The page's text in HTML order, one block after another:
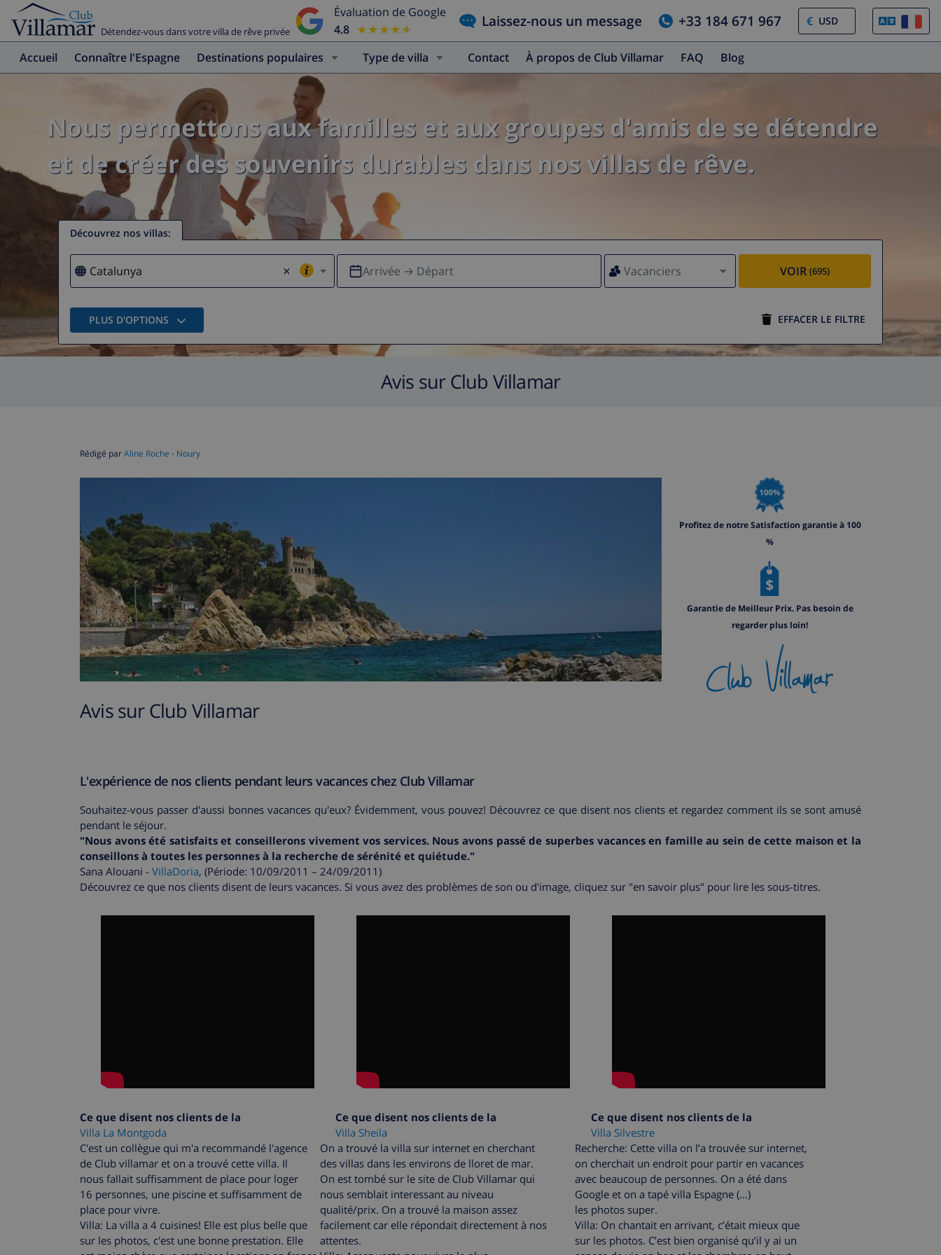
Détendez-vous dans votre villa de rêve privée
Évaluation de Google
4.8 ★★★★★
★★★★★ Laissez-nous un message +33 184 671 967 €
Accueil Connaître l'Espagne Destinations populaires Type de villa Contact À propos de Club Villamar FAQ Blog
Nous permettons aux familles et aux groupes d'amis de se détendre
et de créer des souvenirs durables dans nos villas de rêve.
Découvrez nos villas:
× Arrivée → Départ Vacanciers VOIR (695)
PLUS D'OPTIONS EFFACER LE FILTRE
Avis sur Club Villamar
Rédigé parAline Roche - Noury
Profitez de notre Satisfaction garantie à 100
%
Garantie de Meilleur Prix. Pas besoin de
regarder plus loin!
Avis sur Club Villamar
L'expérience de nos clients pendant leurs vacances chez Club Villamar
Souhaitez-vous passer d'aussi bonnes vacances qu'eux? Évidemment, vous pouvez! Découvrez ce que disent nos clients et regardez comment ils se sont amusé
pendant le séjour.
"Nous avons été satisfaits et conseillerons vivement vos services. Nous avons passé de superbes vacances en famille au sein de cette maison et la
conseillons à toutes les personnes à la recherche de sérénité et quiétude."
Sana Alouani - VillaDoria, (Période: 10/09/2011 – 24/09/2011)
Découvrez ce que nos clients disent de leurs vacances. Si vous avez des problèmes de son ou d'image, cliquez sur "en savoir plus" pour lire les sous-titres.
Ce que disent nos clients de la
Villa La Montgoda
Ce que disent nos clients de la
Villa Sheila
Ce que disent nos clients de la
Villa Silvestre
C'est un collègue qui m'a recommandé l'agence
de Club villamar et on a trouvé cette villa. Il
nous fallait suffisamment de place pour loger
16 personnes, une piscine et suffisamment de
place pour vivre.
Villa: La villa a 4 cuisines! Elle est plus belle que
sur les photos, c'est une bonne prestation. Elle
On a trouvé la villa sur internet en cherchant
des villas dans les environs de lloret de mar.
On est tombé sur le site de Club Villamar qui
nous semblait interessant au niveau
qualité/prix. On a trouvé la maison assez
facilement car elle répondait directement à nos
attentes.
Recherche: Cette villa on l’a trouvée sur internet,
on cherchait un endroit pour partir en vacances
avec beaucoup de personnes. On a été dans
Google et on a tapé villa Espagne (…)
les photos super.
Villa: On chantait en arrivant, c’était mieux que
sur les photos. C’est bien organisé qu’il y ai un